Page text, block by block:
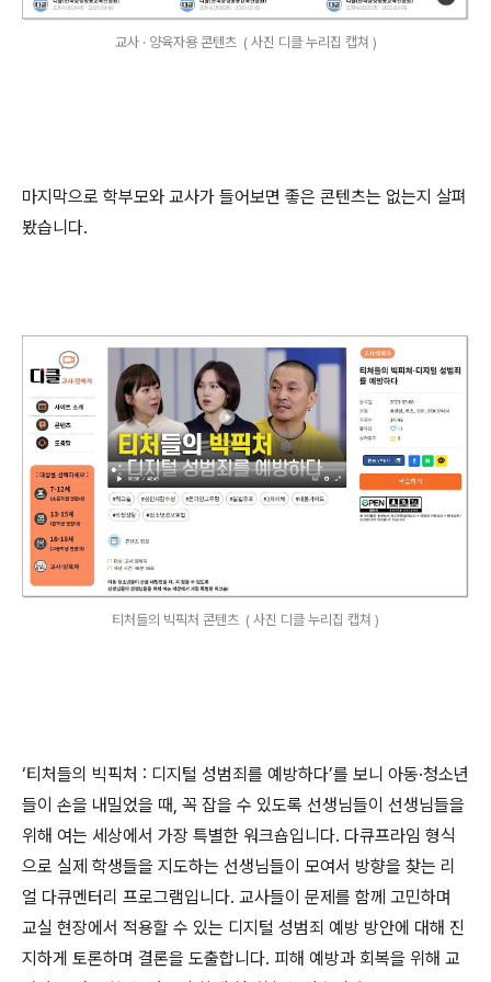
교사 · 양육자용 콘텐츠 ( 사진 디클 누리집 캡쳐 )
마지막으로 학부모와 교사가 들어보면 좋은 콘텐츠는 없는지 살펴
봤습니다.
티처들의 빅픽처 콘텐츠 ( 사진 디클 누리집 캡쳐 )
‘티처들의 빅픽처 : 디지털 성범죄를 예방하다’를 보니 아동·청소년
들이 손을 내밀었을 때, 꼭 잡을 수 있도록 선생님들이 선생님들을
위해 여는 세상에서 가장 특별한 워크숍입니다. 다큐프라임 형식
으로 실제 학생들을 지도하는 선생님들이 모여서 방향을 찾는 리
얼 다큐멘터리 프로그램입니다. 교사들이 문제를 함께 고민하며
교실 현장에서 적용할 수 있는 디지털 성범죄 예방 방안에 대해 진
지하게 토론하며 결론을 도출합니다. 피해 예방과 회복을 위해 교